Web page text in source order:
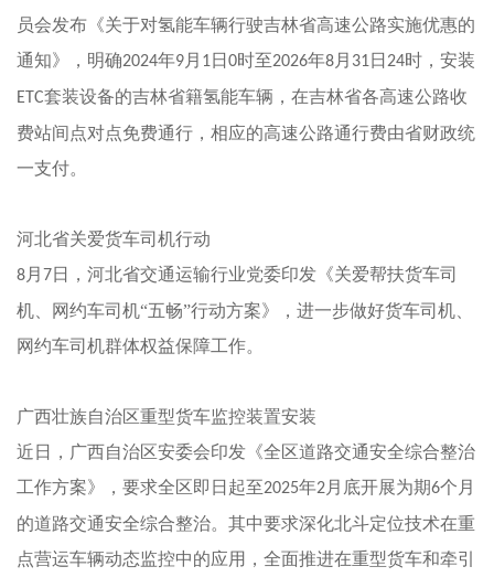
员会发布《关于对氢能车辆行驶吉林省高速公路实施优惠的
通知》，明确2024年9月 1日 0时至2026年8月 31日 24时，安装
ETC套装设备的吉林省籍氢能车辆，在吉林省各高速公路收
费站间点对点免费通行，相应的高速公路通行费由省财政统
一支付。
河北省关爱货车司机行动
8月 7日，河北省交通运输行业党委印发《关爱帮扶货车司
机、网约车司机“五畅”行动方案》，进一步做好货车司机、
网约车司机群体权益保障工作。
广西壮族自治区重型货车监控装置安装
近日，广西自治区安委会印发《全区道路交通安全综合整治
工作方案》，要求全区即日起至2025年2月底开展为期6个月
的道路交通安全综合整治。其中要求深化北斗定位技术在重
点营运车辆动态监控中的应用，全面推进在重型货车和牵引